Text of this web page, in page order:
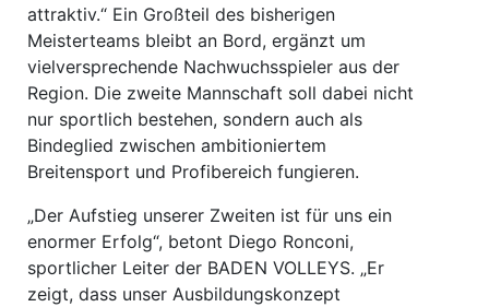
attraktiv.“ Ein Großteil des bisherigen
Meisterteams bleibt an Bord, ergänzt um
vielversprechende Nachwuchsspieler aus der
Region. Die zweite Mannschaft soll dabei nicht
nur sportlich bestehen, sondern auch als
Bindeglied zwischen ambitioniertem
Breitensport und Profibereich fungieren.
„Der Aufstieg unserer Zweiten ist für uns ein
enormer Erfolg“, betont Diego Ronconi,
sportlicher Leiter der BADEN VOLLEYS. „Er
zeigt, dass unser Ausbildungskonzept